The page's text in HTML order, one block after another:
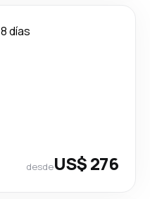
8 días
desdeUS$ 276